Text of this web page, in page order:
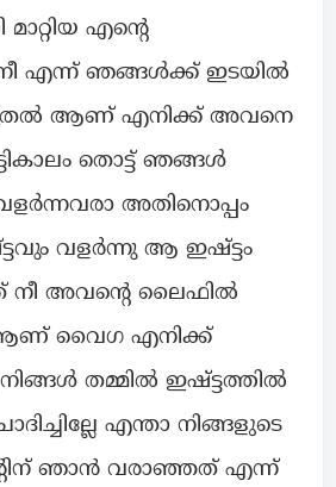
എന്റെ
എന്ന് ഞങ്ങൾക്ക് ഇടയിൽ
ആണ് എനിക്ക് അവനെ
തൊട്ട് ഞങ്ങൾ
വളർന്നവരാ അതിനൊപ്പം
വളർന്നു ആ ഇഷ്‌ട്ടം
നീ അവന്റെ ലൈഫിൽ
വൈഗ എനിക്ക്
തമ്മിൽ ഇഷ്ട്ടത്തിൽ
എന്താ നിങ്ങളുടെ
ഞാൻ വരാഞ്ഞത് എന്ന്